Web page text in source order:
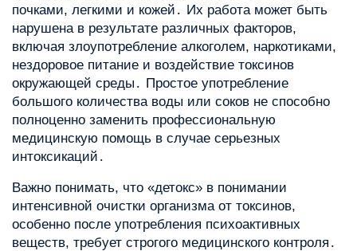
почками, легкими и кожей․ Их работа может быть
нарушена в результате различных факторов,
включая злоупотребление алкоголем, наркотиками,
нездоровое питание и воздействие токсинов
окружающей среды․ Простое употребление
большого количества воды или соков не способно
полноценно заменить профессиональную
медицинскую помощь в случае серьезных
интоксикаций․
Важно понимать, что «детокс» в понимании
интенсивной очистки организма от токсинов,
особенно после употребления психоактивных
веществ, требует строгого медицинского контроля․